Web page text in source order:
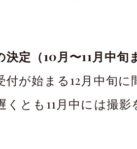
決定（10月〜11月中旬
付が始まる12月中旬
くとも11月中には撮